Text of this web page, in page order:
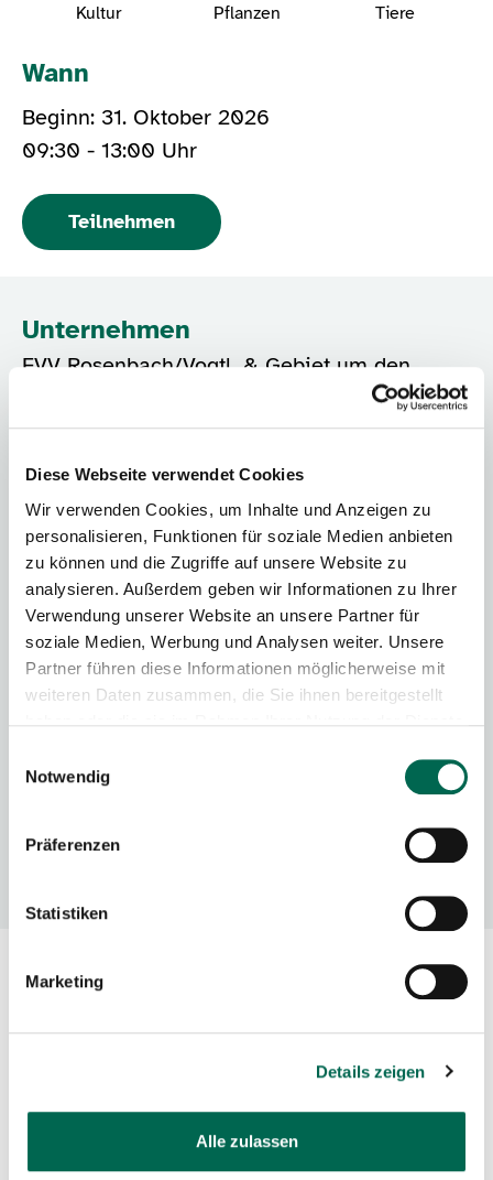
Diese Webseite verwendet Cookies
Wir verwenden Cookies, um Inhalte und Anzeigen zu
personalisieren, Funktionen für soziale Medien anbieten
zu können und die Zugriffe auf unsere Website zu
analysieren. Außerdem geben wir Informationen zu Ihrer
Verwendung unserer Website an unsere Partner für
soziale Medien, Werbung und Analysen weiter. Unsere
Partner führen diese Informationen möglicherweise mit
weiteren Daten zusammen, die Sie ihnen bereitgestellt
Notwendig
Präferenzen
Statistiken
Marketing
Details zeigen
Alle zulassen
Kultur Pflanzen Tiere
Wann
Beginn: 31. Oktober 2026
09:30 - 13:00 Uhr
Teilnehmen
Unternehmen
FVV Rosenbach/Vogtl. & Gebiet um den
Telefon
+49 37431 86200
Mail
Gemeinsam pflanzen für mehr
Natur vor Ort!
herzlich zum großenPflanztag